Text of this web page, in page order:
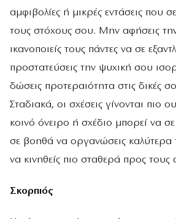
αμφιβολίες ή μικρές εντάσεις που
τους στόχους σου. Μην αφήσεις
ικανοποιείς τους πάντες να σε
προστατεύσεις την ψυχική σου
δώσεις προτεραιότητα στις δικές
Σταδιακά, οι σχέσεις γίνονται πιο
κοινό όνειρο ή σχέδιο μπορεί να
σε βοηθά να οργανώσεις καλύτερα
να κινηθείς πιο σταθερά προς τους
Σκορπιός